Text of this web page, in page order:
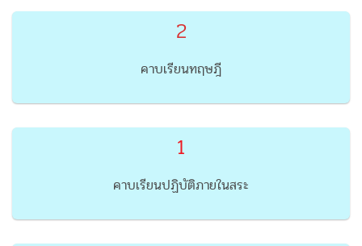
2
คาบเรียนทฤษฎี
1
คาบเรียนปฏิบัติภายในสระ